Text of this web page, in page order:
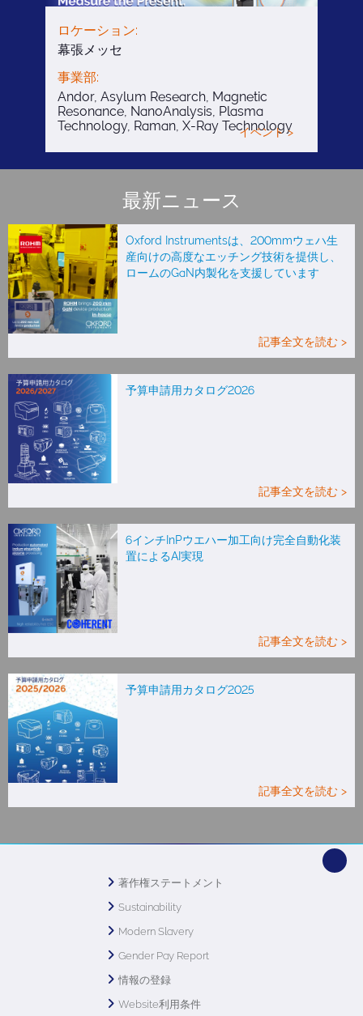
ロケーション:
幕張メッセ
事業部:
Andor, Asylum Research, Magnetic
Resonance, NanoAnalysis, Plasma
Technology, Raman, X-Ray Technology
イベント >
最新ニュース
Oxford Instrumentsは、200mmウェハ生
産向けの高度なエッチング技術を提供し、
ロームのGaN内製化を支援しています
記事全文を読む >
予算申請用カタログ2026
記事全文を読む >
6インチInPウエハー加工向け完全自動化装
置によるAI実現
記事全文を読む >
予算申請用カタログ2025
記事全文を読む >
著作権ステートメント
Sustainability
Modern Slavery
Gender Pay Report
情報の登録
Website利用条件